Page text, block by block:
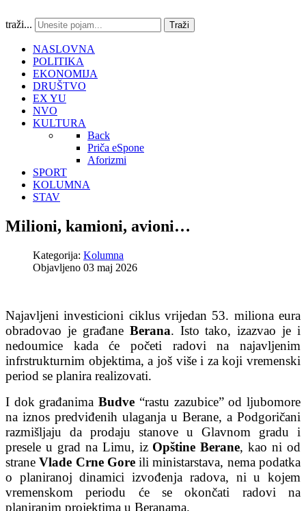
traži... Traži
NASLOVNA
POLITIKA
EKONOMIJA
DRUŠTVO
EX YU
NVO
KULTURA
Back
Priča eSpone
Aforizmi
SPORT
KOLUMNA
STAV
Milioni, kamioni, avioni…
Kategorija: Kolumna
Objavljeno 03 maj 2026
Najavljeni investicioni ciklus vrijedan 53. miliona eura
obradovao je građane Berana. Isto tako, izazvao je i
nedoumice kada će početi radovi na najavljenim
infrstrukturnim objektima, a još više i za koji vremenski
period se planira realizovati.
I dok građanimaBudve “rastu zazubice” od ljubomore
na iznos predviđenih ulaganja u Berane, a Podgoričani
razmišljaju da prodaju stanove u Glavnom gradu i
presele u grad na Limu, iz Opštine Berane, kao ni od
straneVlade Crne Goreili ministarstava, nema podatka
o planiranoj dinamici izvođenja radova, ni u kojem
vremenskom periodu će se okončati radovi na
planiranim projektima u Beranama.